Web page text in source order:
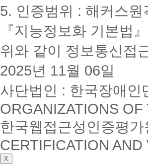
5. 인증범위 : 해커스
『지능정보화 기본법
위와 같이 정보통신접
2025년 11월 06일
사단법인 : 한국장애인
ORGANIZATIONS
한국웹접근성인증평
CERTIFICATION AND
X